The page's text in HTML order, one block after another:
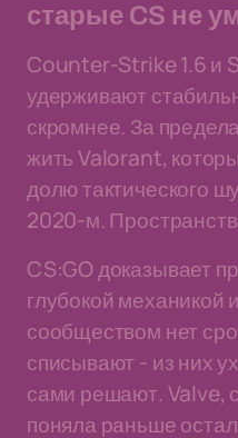
старые CS не
Counter-Strike 1.6 и
удерживают
скромнее. За
жить Valorant,
долю тактического
2020-м.
CS:GO доказывает
глубокой
сообществом нет
списывают - из них
сами решают. Valve,
поняла раньше